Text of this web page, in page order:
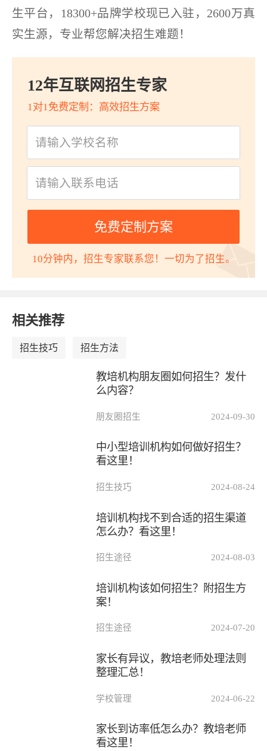
生平台，18300+品牌学校现已入驻，2600万真
实生源，专业帮您解决招生难题！
12年互联网招生专家
1对1免费定制：高效招生方案
免费定制方案
10分钟内，招生专家联系您！一切为了招生。
相关推荐
招生技巧 招生方法
教培机构朋友圈如何招生？发什
么内容？
朋友圈招生 2024-09-30
中小型培训机构如何做好招生？
看这里！
招生技巧 2024-08-24
培训机构找不到合适的招生渠道
怎么办？看这里！
招生途径 2024-08-03
培训机构该如何招生？附招生方
案！
招生途径 2024-07-20
家长有异议，教培老师处理法则
整理汇总！
学校管理 2024-06-22
家长到访率低怎么办？教培老师
看这里！